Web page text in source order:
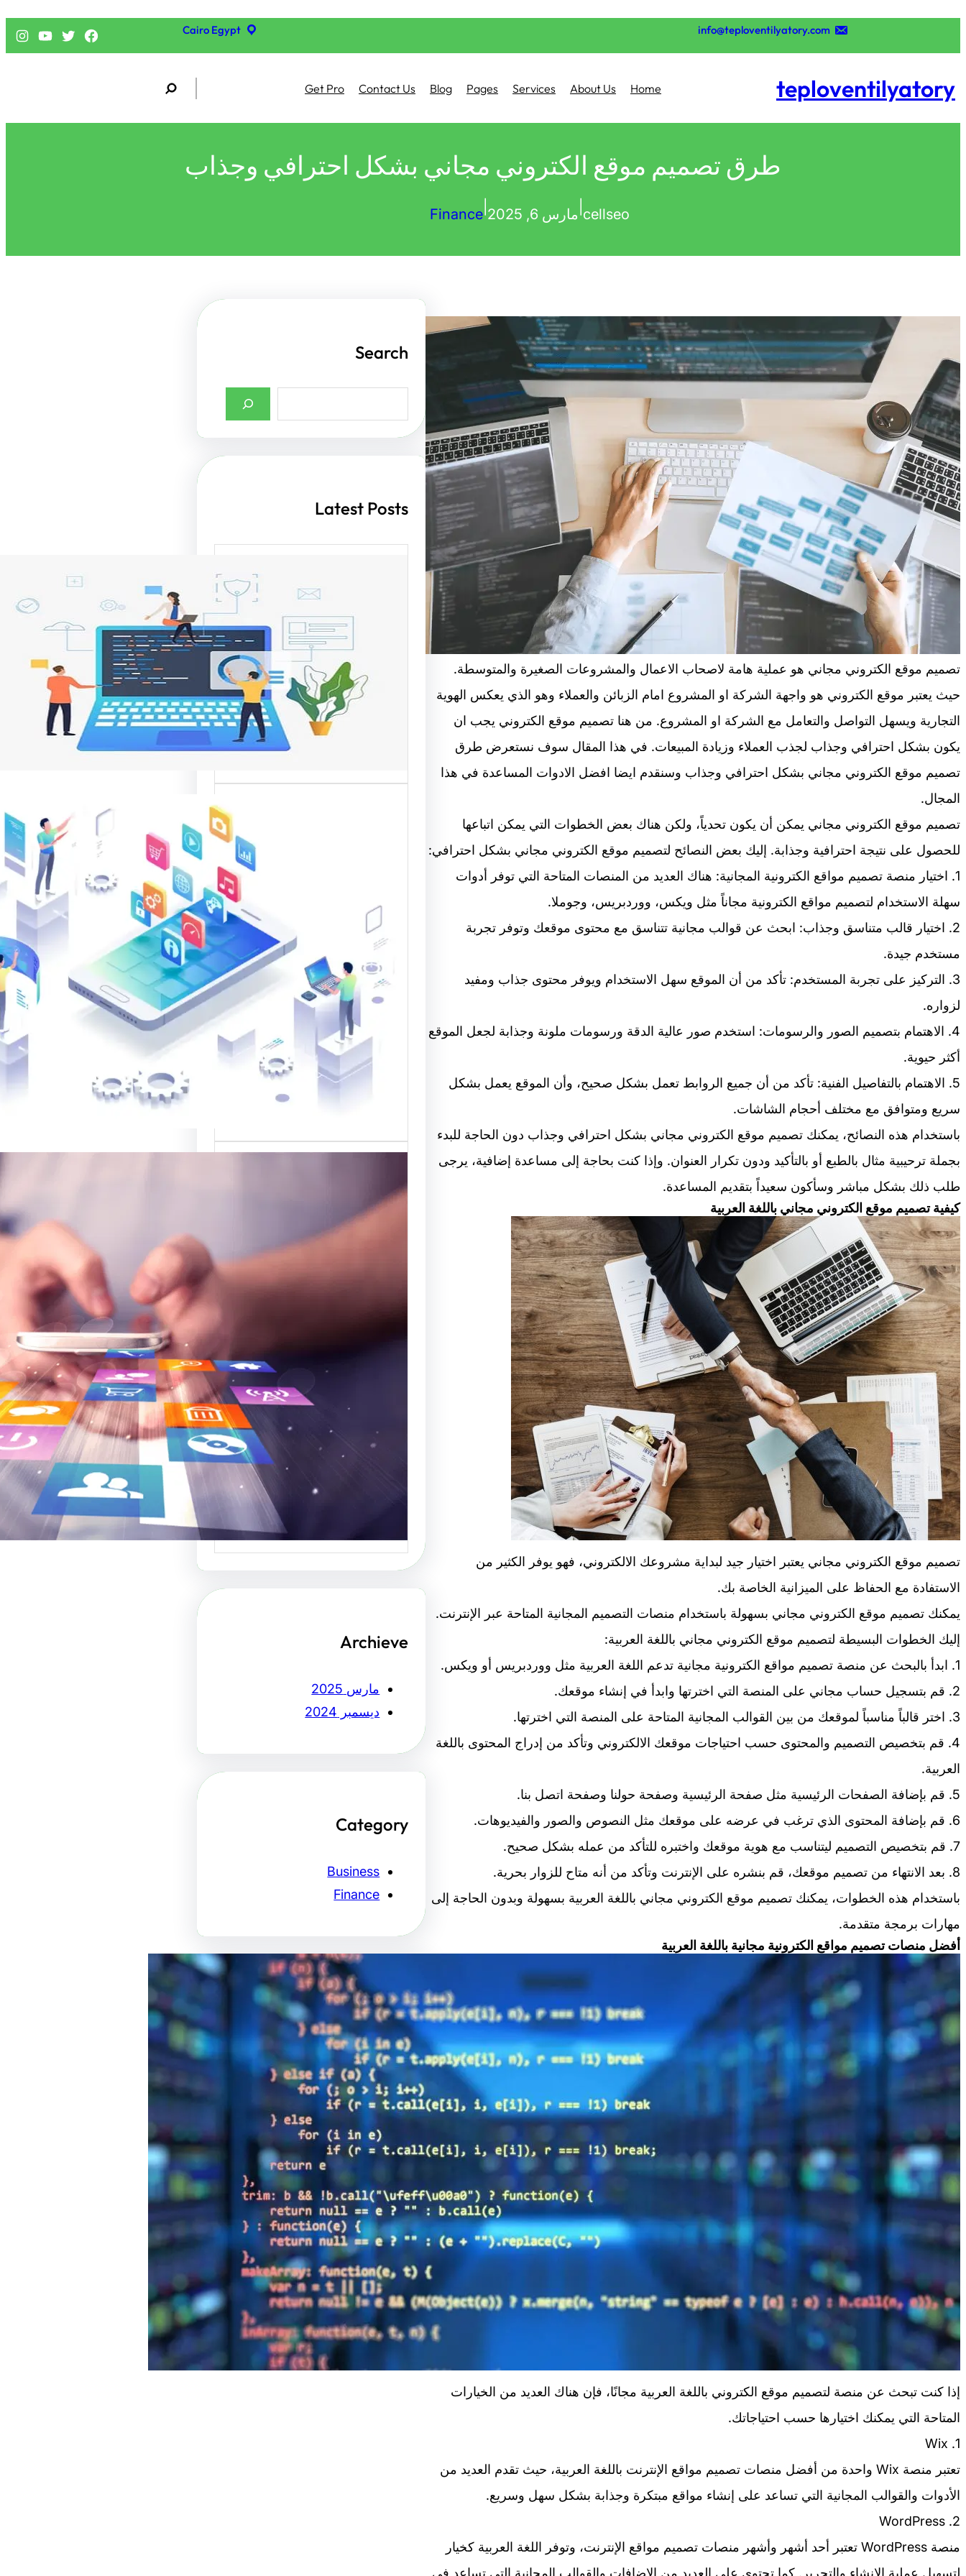
info@teploventilyatory.com
Cairo Egypt فيسبوك تويتر يوتيوب إنستجرام
teploventilyatory
Home
About Us
Services
Pages
Blog
Contact Us
Get Pro
S
a
c
طرق تصميم موقع الكتروني مجاني بشكل احترافي وجذاب
cellseo مارس 6, 2025 Finance
تصميم موقع الكتروني مجاني هو عملية هامة لاصحاب الاعمال والمشروعات الصغيرة والمتوسطة.
حيث يعتبر موقع الكتروني هو واجهة الشركة او المشروع امام الزبائن والعملاء وهو الذي يعكس الهوية
التجارية ويسهل التواصل والتعامل مع الشركة او المشروع. من هنا تصميم موقع الكتروني يجب ان
يكون بشكل احترافي وجذاب لجذب العملاء وزيادة المبيعات. في هذا المقال سوف نستعرض طرق
تصميم موقع الكتروني مجاني بشكل احترافي وجذاب وسنقدم ايضا افضل الادوات المساعدة في هذا
المجال.
تصميم موقع الكتروني مجاني يمكن أن يكون تحدياً، ولكن هناك بعض الخطوات التي يمكن اتباعها
للحصول على نتيجة احترافية وجذابة. إليك بعض النصائح لتصميم موقع الكتروني مجاني بشكل احترافي:
1. اختيار منصة تصميم مواقع الكترونية المجانية: هناك العديد من المنصات المتاحة التي توفر أدوات
سهلة الاستخدام لتصميم مواقع الكترونية مجاناً مثل ويكس، ووردبريس، وجوملا.
2. اختيار قالب متناسق وجذاب: ابحث عن قوالب مجانية تتناسق مع محتوى موقعك وتوفر تجربة
مستخدم جيدة.
3. التركيز على تجربة المستخدم: تأكد من أن الموقع سهل الاستخدام ويوفر محتوى جذاب ومفيد
لزواره.
4. الاهتمام بتصميم الصور والرسومات: استخدم صور عالية الدقة ورسومات ملونة وجذابة لجعل الموقع
أكثر حيوية.
5. الاهتمام بالتفاصيل الفنية: تأكد من أن جميع الروابط تعمل بشكل صحيح، وأن الموقع يعمل بشكل
سريع ومتوافق مع مختلف أحجام الشاشات.
باستخدام هذه النصائح، يمكنك تصميم موقع الكتروني مجاني بشكل احترافي وجذاب دون الحاجة للبدء
بجملة ترحيبية مثال بالطبع أو بالتأكيد ودون تكرار العنوان. وإذا كنت بحاجة إلى مساعدة إضافية، يرجى
طلب ذلك بشكل مباشر وسأكون سعيداً بتقديم المساعدة.
كيفية تصميم موقع الكتروني مجاني باللغة العربية
تصميم موقع الكتروني مجاني يعتبر اختيار جيد لبداية مشروعك الالكتروني، فهو يوفر الكثير من
الاستفادة مع الحفاظ على الميزانية الخاصة بك.
يمكنك تصميم موقع الكتروني مجاني بسهولة باستخدام منصات التصميم المجانية المتاحة عبر الإنترنت.
إليك الخطوات البسيطة لتصميم موقع الكتروني مجاني باللغة العربية:
1. ابدأ بالبحث عن منصة تصميم مواقع الكترونية مجانية تدعم اللغة العربية مثل ووردبريس أو ويكس.
2. قم بتسجيل حساب مجاني على المنصة التي اخترتها وابدأ في إنشاء موقعك.
3. اختر قالباً مناسباً لموقعك من بين القوالب المجانية المتاحة على المنصة التي اخترتها.
4. قم بتخصيص التصميم والمحتوى حسب احتياجات موقعك الالكتروني وتأكد من إدراج المحتوى باللغة
العربية.
5. قم بإضافة الصفحات الرئيسية مثل صفحة الرئيسية وصفحة حولنا وصفحة اتصل بنا.
6. قم بإضافة المحتوى الذي ترغب في عرضه على موقعك مثل النصوص والصور والفيديوهات.
7. قم بتخصيص التصميم ليتناسب مع هوية موقعك واختبره للتأكد من عمله بشكل صحيح.
8. بعد الانتهاء من تصميم موقعك، قم بنشره على الإنترنت وتأكد من أنه متاح للزوار بحرية.
باستخدام هذه الخطوات، يمكنك تصميم موقع الكتروني مجاني باللغة العربية بسهولة وبدون الحاجة إلى
مهارات برمجة متقدمة.
أفضل منصات تصميم مواقع الكترونية مجانية باللغة العربية
إذا كنت تبحث عن منصة لتصميم موقع الكتروني باللغة العربية مجانًا، فإن هناك العديد من الخيارات
المتاحة التي يمكنك اختيارها حسب احتياجاتك.
1. Wix
تعتبر منصة Wix واحدة من أفضل منصات تصميم مواقع الإنترنت باللغة العربية، حيث تقدم العديد من
الأدوات والقوالب المجانية التي تساعد على إنشاء مواقع مبتكرة وجذابة بشكل سهل وسريع.
2. WordPress
منصة WordPress تعتبر أحد أشهر وأشهر منصات تصميم مواقع الإنترنت، وتوفر اللغة العربية كخيار
لتسهيل عملية الإنشاء والتحرير. كما تحتوي على العديد من الإضافات والقوالب المجانية التي تساعد في
Search
a
Latest Posts
أهمية تصميم واجهات مواقع
الإنترنت في جذب الزوار
وتحسين تجربة المستخدم
تعد واجهات مواقع الإنترنت من
أهم عناصر تصميم المواقع
الإلكترونية،…
متخصصة في تقديم أفضل
القوالب لتصميم المواقع
موقع قوالب: منصة متخصصة
في تقديم أفضل القوالب
لتصميم المواقع…
الإبداعي والفنون البصرية
موقع عربي لبيع التصاميم هو
منصة رائدة في عالم الفنون…
Archieve
مارس 2025
ديسمبر 2024
Category
Business
Finance
Social
تويتر يوتيوب فيسبوك لينكد إن